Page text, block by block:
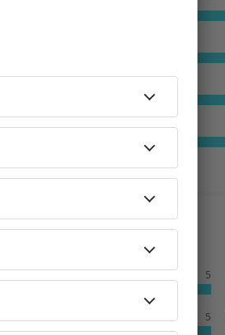
Tjenester:
5 Beliggenhet: 5
5